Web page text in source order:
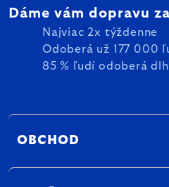
Dáme vám dopravu
Najviac 2x týždenne
Odoberá už 177 000
85 % ľudí odoberá
OBCHOD